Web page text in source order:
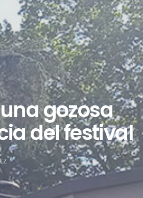
gozosa
del festival